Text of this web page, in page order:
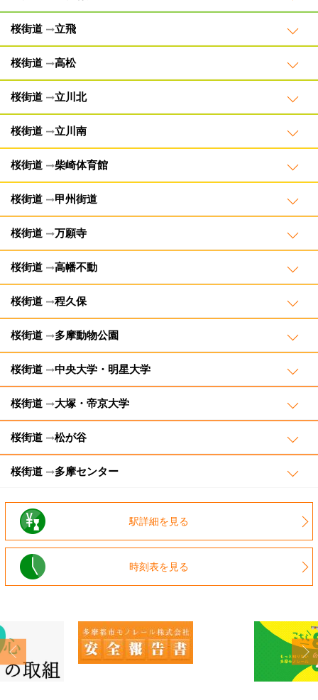
桜街道 立飛
桜街道 高松
桜街道 立川北
桜街道 立川南
桜街道 柴崎体育館
桜街道 甲州街道
桜街道 万願寺
桜街道 高幡不動
桜街道 程久保
桜街道 多摩動物公園
桜街道 中央大学・明星大学
桜街道 大塚・帝京大学
桜街道 松が谷
桜街道 多摩センター
駅詳細を見る
時刻表を見る